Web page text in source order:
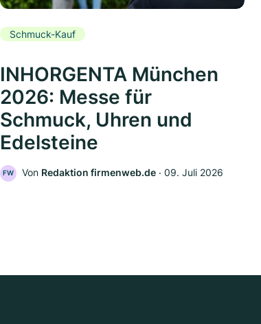
Schmuck-Kauf
INHORGENTA München
2026: Messe für
Schmuck, Uhren und
Edelsteine
FW Von Redaktion firmenweb.de ‧ 09. Juli 2026